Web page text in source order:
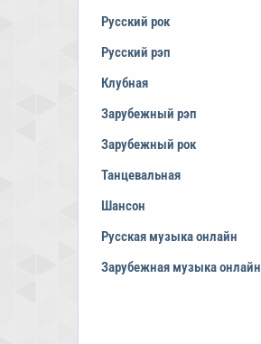
Русский рок
Русский рэп
Клубная
Зарубежный рэп
Зарубежный рок
Танцевальная
Шансон
Русская музыка онлайн
Зарубежная музыка онлайн